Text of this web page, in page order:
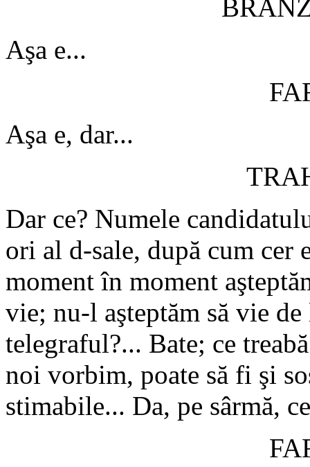
Aşa e...
Aşa e, dar...
Dar ce? Numele
ori al d-sale, după cum
moment în moment
vie; nu-l aşteptăm să vie
telegraful?... Bate; ce
noi vorbim, poate să fi şi
stimabile... Da, pe sârmă,